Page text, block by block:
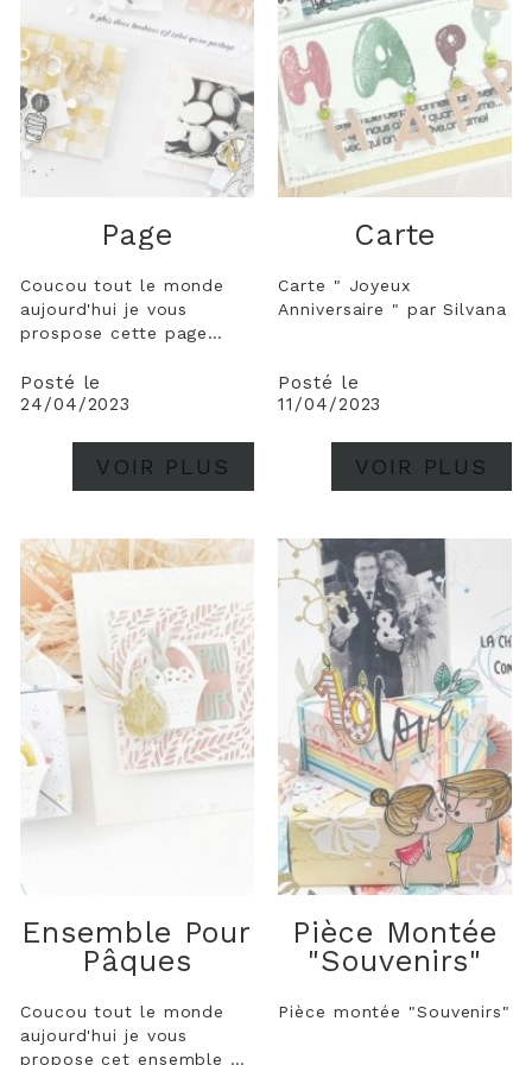
Page
Coucou tout le monde
aujourd'hui je vous
prospose cette page
die " puzzle" . J'ai eu un
gros coup de coeur pour
page plus peps qu'a mon
Posté le
24/04/2023
VOIR PLUS
Carte
Carte " Joyeux
Anniversaire " par Silvana
Posté le
11/04/2023
VOIR PLUS
Ensemble Pour
Pâques
Coucou tout le monde
aujourd'hui je vous
propose cet ensemble de
Pièce Montée
"Souvenirs"
Pièce montée "Souvenirs"